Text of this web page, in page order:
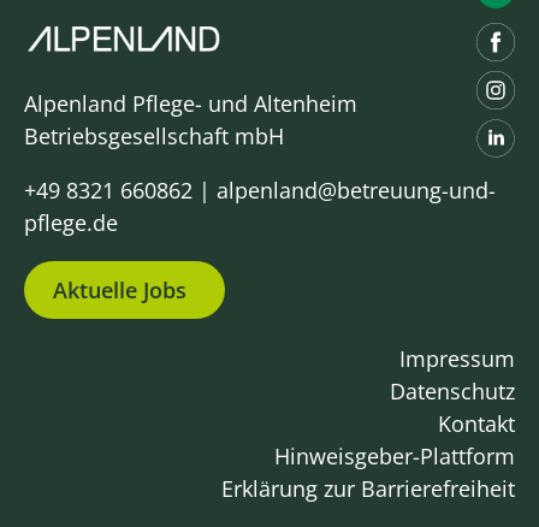
Alpenland Pflege- und Altenheim
Betriebsgesellschaft mbH
+49 8321 660862 | alpenland@betreuung-und-
pflege.de
Aktuelle Jobs
Impressum
Datenschutz
Kontakt
Hinweisgeber-Plattform
Erklärung zur Barrierefreiheit